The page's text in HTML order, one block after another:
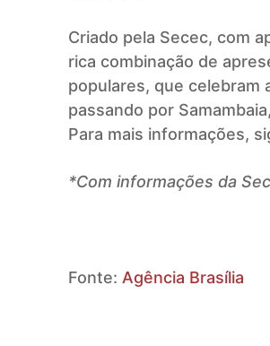
Criado pela Secec, com
rica combinação de
populares, que celebram
passando por
Para mais informações,
*Com informações da
Fonte: Agência Brasília